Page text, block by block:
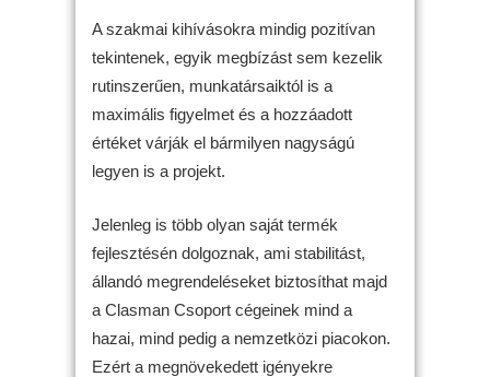
A szakmai kihívásokra mindig pozitívan
tekintenek, egyik megbízást sem kezelik
rutinszerűen, munkatársaiktól is a
maximális figyelmet és a hozzáadott
értéket várják el bármilyen nagyságú
legyen is a projekt.
Jelenleg is több olyan saját termék
fejlesztésén dolgoznak, ami stabilitást,
állandó megrendeléseket biztosíthat majd
a Clasman Csoport cégeinek mind a
hazai, mind pedig a nemzetközi piacokon.
Ezért a megnövekedett igényekre